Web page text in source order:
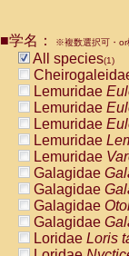
■学名： ※複数選択可・or
All species(1)
Lemuridae
Lemuridae
Lemuridae
Lemuridae
Lemuridae
Galagidae
Galagidae
Galagidae
Galagidae
Loridae Loris